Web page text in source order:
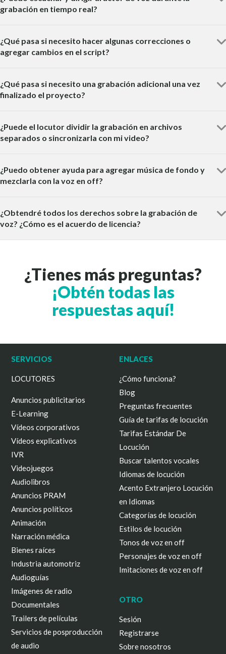
grabación en tiempo real?
¿Qué pasa si necesito hacer algunas correcciones o
agregar cambios en el script?
¿Qué pasa si necesito una grabación adicional una vez
finalizado el proyecto?
¿Puede el locutor dividir la grabación en archivos
separados o sincronizarla con mi video?
¿Puedo obtener ayuda para agregar música de fondo y
mezclarla con la voz en off?
¿Obtendré todos los derechos sobre la grabación de
voz? ¿Cómo es el acuerdo de licencia?
¿Tienes más preguntas?
¡Obtén todas las
respuestas aquí!
SERVICIOS
LOCUTORES
Anuncios publicitarios
E-Learning
Vídeos corporativos
Vídeos explicativos
IVR
Videojuegos
Audiolibros
Anuncios PRAM
Anuncios políticos
Animación
Narración médica
Bienes raíces
Industria automotriz
Audioguías
Imágenes de radio
Documentales
Trailers de películas
Servicios de posproducción
de audio
ENLACES
¿Cómo funciona?
Blog
Preguntas frecuentes
Guía de tarifas de locución
Tarifas Estándar De
Locución
Buscar talentos vocales
Idiomas de locución
Acento Extranjero Locución
en Idiomas
Categorías de locución
Estilos de locución
Tonos de voz en off
Personajes de voz en off
Imitaciones de voz en off
OTRO
Sesión
Registrarse
Sobre nosotros